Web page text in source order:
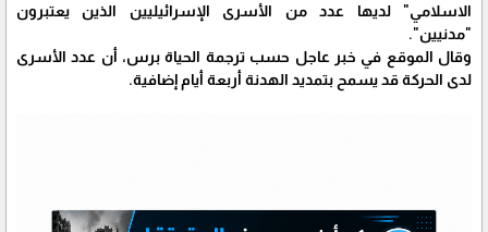
الاسلامي" لديها عدد من الأسرى الإسرائيليين الذين يعتبرون
"مدنيين".
وقال الموقع في خبر عاجل حسب ترجمة الحياة برس، أن عدد الأسرى
لدى الحركة قد يسمح بتمديد الهدنة أربعة أيام إضافية.